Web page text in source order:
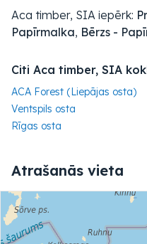
Aca timber, SIA iepērk:
Papīrmalka, Bērzs -
Citi Aca timber, SIA
ACA Forest (Liepājas osta)
Ventspils osta
Rīgas osta
Atrašanās vieta